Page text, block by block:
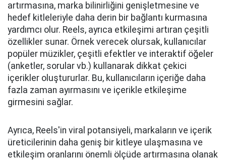
artırmasına, marka bilinirliğini genişletmesine ve
hedef kitleleriyle daha derin bir bağlantı kurmasına
yardımcı olur. Reels, ayrıca etkileşimi artıran çeşitli
özellikler sunar. Örnek verecek olursak, kullanıcılar
popüler müzikler, çeşitli efektler ve interaktif öğeler
(anketler, sorular vb.) kullanarak dikkat çekici
içerikler oluştururlar. Bu, kullanıcıların içeriğe daha
fazla zaman ayırmasını ve içerikle etkileşime
girmesini sağlar.
Ayrıca, Reels'in viral potansiyeli, markaların ve içerik
üreticilerinin daha geniş bir kitleye ulaşmasına ve
etkileşim oranlarını önemli ölçüde artırmasına olanak